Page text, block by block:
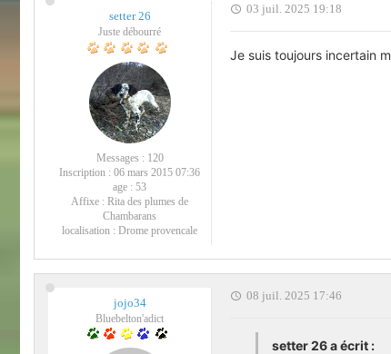
setter 26
Juste débourré
Messages : 120
Inscription : 06 mars 2015 07:36
age : 53
Affixe : Rita des plumes de
Chambarans
localisation : Drome provencale
03 juil. 2025 19:18
Je suis toujours incertain
jojo34
Bluebelton'adict
08 juil. 2025 17:46
setter 26 a écrit :